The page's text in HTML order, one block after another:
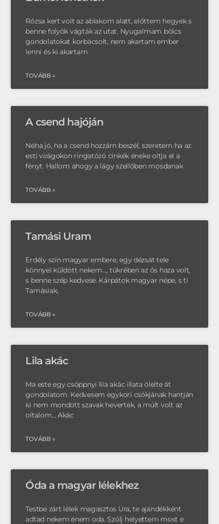
Rózsa kert volt az ablakom alatt, előttem hegyek s
benne folyók vágták az utat. Nyugalmam bölcs
gondolatokat korbácsolt, nem akartam ember
lenni és ki akartam
TOVÁBB »
A csend hajóján
Néha jó, ha a csend hozzám beszél, szeretem ha az
esti virágokon ringatózó cinkék éneke oltja el a
fényt. Hallom ahogy a lágy szellőben mosdanak
TOVÁBB »
Tamási Uram
Erdély szín magyar embere, egy dézsát tele
könnyel küldött nekem…, tükrében az ős haza volt,
s benne szép kedvese. Kárpátok magyar népe, s ti
Tamásiak,
TOVÁBB »
Lila akác
Ma este egy csöppnyi lila akác illata ölelte át
gondolatom. Kedvesem egykori csókjának hantján
ki nem mondott szavak hevertek, a múlt volt az
oltalom… Akác
TOVÁBB »
Óda a magyar lélekhez
Testbe zárt lélek magasztos Ura, te ajándékként
adtad nekem énem oda. Szólj helyettem most e